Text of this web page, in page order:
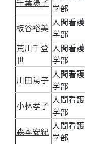
学部
板谷裕美 人間看護
学部
荒川千登
世
人間看護
学部
川田陽子 人間看護
学部
小林孝子 人間看護
学部
森本安紀 人間看護
学部